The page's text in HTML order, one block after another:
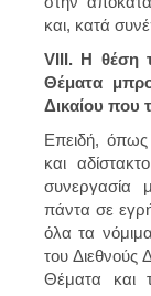
και, κατά
VIII. H θέση
Θέματα
Δικαίου που
Επειδή, όπως
και
συνεργασία
πάντα σε
όλα τα
του Διεθνούς
Θέματα και